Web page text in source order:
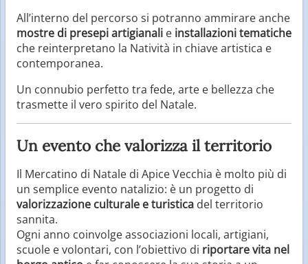
All’interno del percorso si potranno ammirare anche
mostre di presepi artigianali e installazioni tematiche
che reinterpretano la Natività in chiave artistica e
contemporanea.
Un connubio perfetto tra fede, arte e bellezza che
trasmette il vero spirito del Natale.
Un evento che valorizza il territorio
Il Mercatino di Natale di Apice Vecchia è molto più di
un semplice evento natalizio: è un progetto di
valorizzazione culturale e turistica del territorio
sannita.
Ogni anno coinvolge associazioni locali, artigiani,
scuole e volontari, con l’obiettivo di riportare vita nel